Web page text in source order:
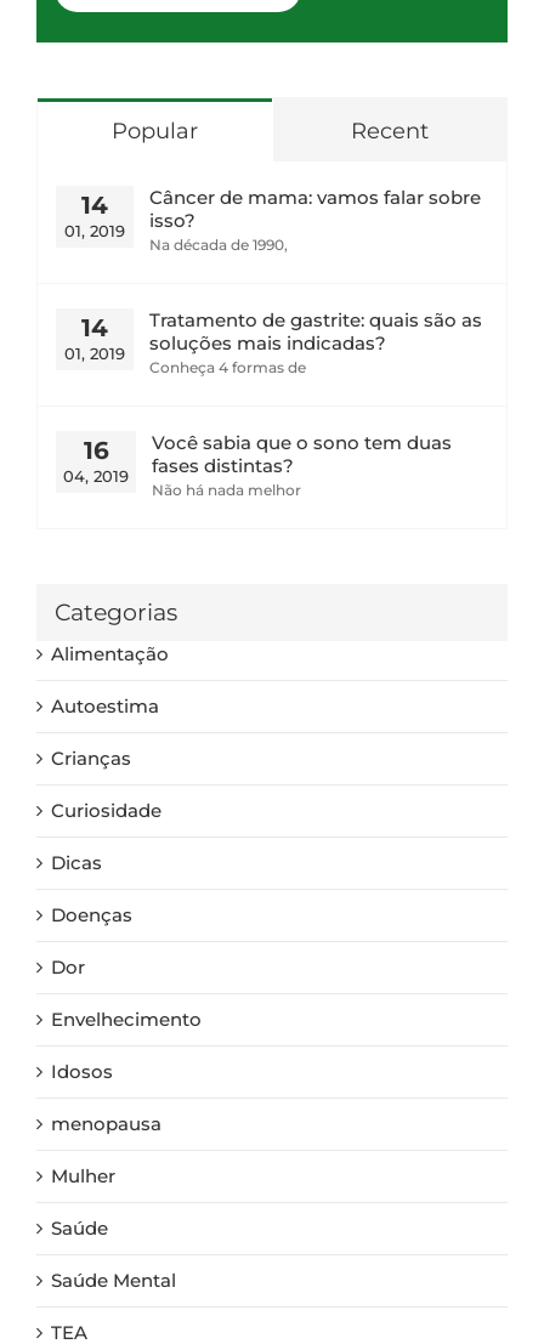
Popular Recent
14
01, 2019
Câncer de mama: vamos falar sobre
isso?
Na década de 1990,
14
01, 2019
Tratamento de gastrite: quais são as
soluções mais indicadas?
Conheça 4 formas de
16
04, 2019
Você sabia que o sono tem duas
fases distintas?
Não há nada melhor
Categorias
Alimentação
Autoestima
Crianças
Curiosidade
Dicas
Doenças
Dor
Envelhecimento
Idosos
menopausa
Mulher
Saúde
Saúde Mental
TEA